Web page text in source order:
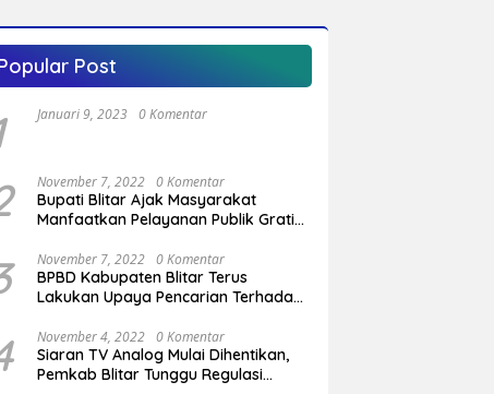
Post
Januari 9, 2023 0 Komentar
November 7, 2022 0 Komentar
Bupati Blitar Ajak Masyarakat
Manfaatkan Pelayanan Publik Gratis
Desa/Kelurahan
November 7, 2022 0 Komentar
BPBD Kabupaten Blitar Terus
Lakukan Upaya Pencarian Terhadap
Serang
November 4, 2022 0 Komentar
Siaran TV Analog Mulai Dihentikan,
Pemkab Blitar Tunggu Regulasi